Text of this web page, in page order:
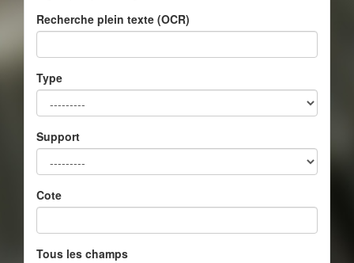
Recherche plein texte (OCR)
Type
Support
Cote
Tous les champs